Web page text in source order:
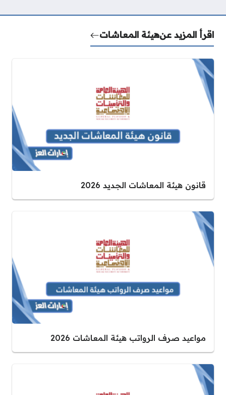
اقرأ المزيد عنهيئة المعاشات
قانون هيئة المعاشات الجديد 2026
مواعيد صرف الرواتب هيئة المعاشات 2026